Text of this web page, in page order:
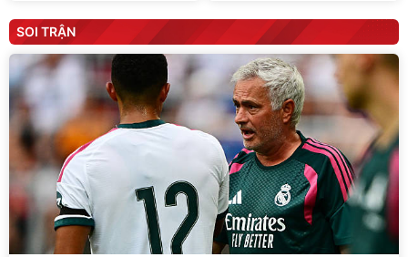
SOI TRẬN